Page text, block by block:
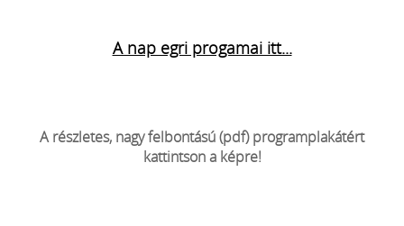
A nap egri progamai itt...
A részletes, nagy felbontású (pdf) programplakátért
kattintson a képre!